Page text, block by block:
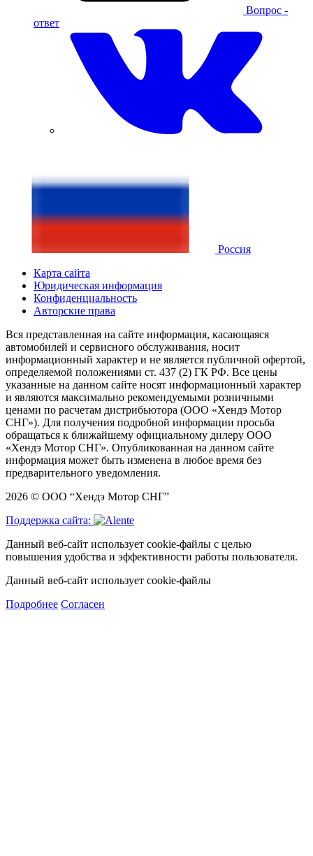
Вопрос -
ответ
Россия
Карта сайта
Юридическая информация
Конфиденциальность
Авторские права
Вся представленная на сайте информация, касающаяся
автомобилей и сервисного обслуживания, носит
информационный характер и не является публичной офертой,
определяемой положениями ст. 437 (2) ГК РФ. Все цены
указанные на данном сайте носят информационный характер
и являются максимально рекомендуемыми розничными
ценами по расчетам дистрибьютора (ООО «Хендэ Мотор
СНГ»). Для получения подробной информации просьба
обращаться к ближайшему официальному дилеру ООО
«Хендэ Мотор СНГ». Опубликованная на данном сайте
информация может быть изменена в любое время без
предварительного уведомления.
2026 © ООО “Хендэ Мотор СНГ”
Поддержка сайта:
Данный веб-сайт использует cookie-файлы с целью
повышения удобства и эффективности работы пользователя.
Данный веб-сайт использует cookie-файлы
Подробнее Согласен